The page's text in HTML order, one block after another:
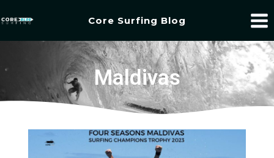
Core Surfing Blog
Maldivas